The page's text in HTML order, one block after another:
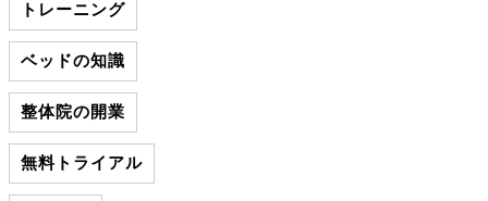
トレーニング
ベッドの知識
整体院の開業
無料トライアル